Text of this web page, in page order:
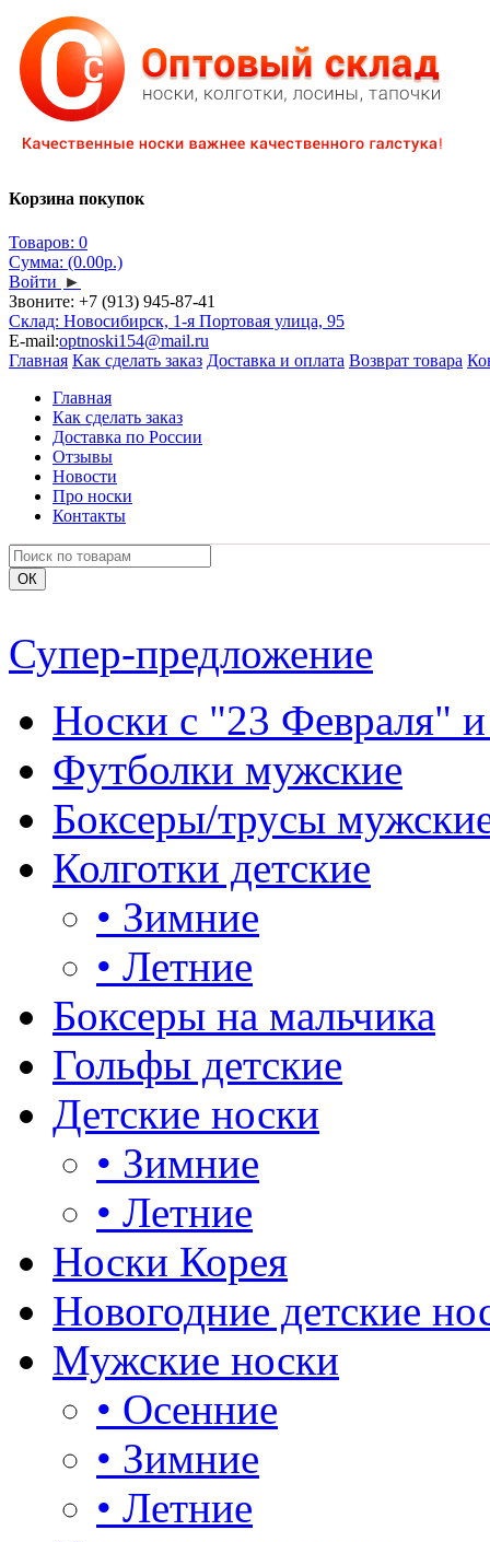
Корзина покупок
Товаров: 0
Сумма: (0.00р.)
Войти ►
Звоните: +7 (913) 945-87-41
Склад: Новосибирск, 1-я Портовая улица, 95
E-mail:optnoski154@mail.ru
Главная Как сделать заказ Доставка и оплата Возврат товара
Главная
Как сделать заказ
Доставка по России
Отзывы
Новости
Про носки
Контакты
Супер-предложение
Носки с "23 Февраля"
Футболки мужские
Боксеры/трусы
Колготки детские
• Зимние
• Летние
Боксеры на мальчика
Гольфы детские
Детские носки
• Зимние
• Летние
Носки Корея
Новогодние детские
Мужские носки
• Осенние
• Зимние
• Летние